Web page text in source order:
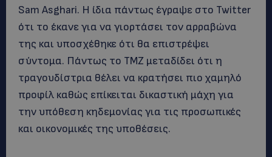
Sam Asghari. Η ίδια πάντως έγραψε στο Twitter
ότι το έκανε για να γιορτάσει τον αρραβώνα
της και υποσχέθηκε ότι θα επιστρέψει
σύντομα. Πάντως το TMZ μεταδίδει ότι η
τραγουδίστρια θέλει να κρατήσει πιο χαμηλό
προφίλ καθώς επίκειται δικαστική μάχη για
την υπόθεση κηδεμονίας για τις προσωπικές
και οικονομικές της υποθέσεις.